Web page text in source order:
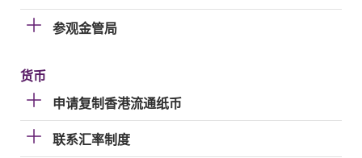
参观金管局
货币
申请复制香港流通纸币
联系汇率制度